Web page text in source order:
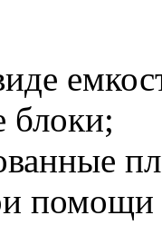
блоки;